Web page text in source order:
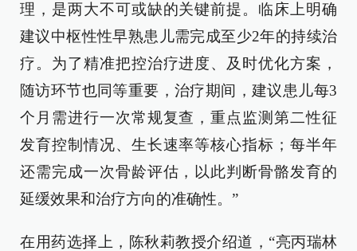
理，是两大不可或缺的关键前提。临床上明确
建议中枢性性早熟患儿需完成至少2年的持续治
疗。为了精准把控治疗进度、及时优化方案，
随访环节也同等重要，治疗期间，建议患儿每3
个月需进行一次常规复查，重点监测第二性征
发育控制情况、生长速率等核心指标；每半年
还需完成一次骨龄评估，以此判断骨骼发育的
延缓效果和治疗方向的准确性。”
在用药选择上，陈秋莉教授介绍道，“亮丙瑞林